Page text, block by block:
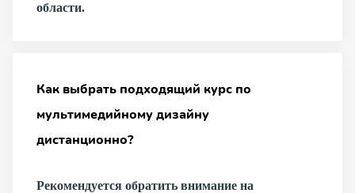
области.
Как выбрать подходящий курс по
мультимедийному дизайну
дистанционно?
Рекомендуется обратить внимание на